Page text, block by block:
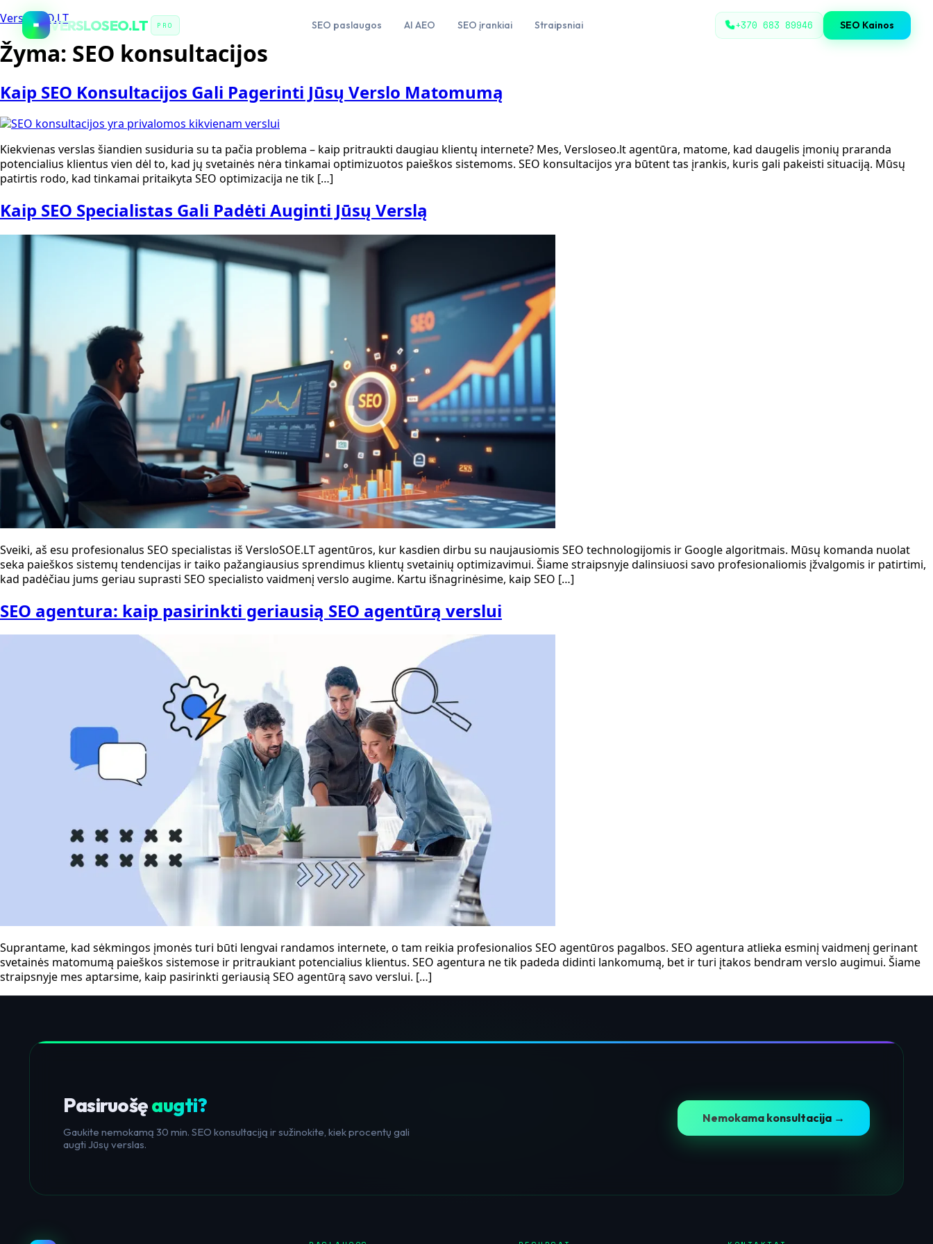
VersloSEO.LTVERSLOSEO.LT PRO SEO paslaugos AI AEO SEO įrankiai Straipsniai +370 683 89946 SEO Kainos
Žyma: SEO konsultacijos
Kaip SEO Konsultacijos Gali Pagerinti Jūsų Verslo Matomumą
Kiekvienas verslas šiandien susiduria su ta pačia problema – kaip pritraukti daugiau klientų internete? Mes, Versloseo.lt agentūra, matome, kad daugelis įmonių praranda
potencialius klientus vien dėl to, kad jų svetainės nėra tinkamai optimizuotos paieškos sistemoms. SEO konsultacijos yra būtent tas įrankis, kuris gali pakeisti situaciją. Mūsų
patirtis rodo, kad tinkamai pritaikyta SEO optimizacija ne tik […]
Kaip SEO Specialistas Gali Padėti Auginti Jūsų Verslą
Sveiki, aš esu profesionalus SEO specialistas iš VersloSOE.LT agentūros, kur kasdien dirbu su naujausiomis SEO technologijomis ir Google algoritmais. Mūsų komanda nuolat
seka paieškos sistemų tendencijas ir taiko pažangiausius sprendimus klientų svetainių optimizavimui. Šiame straipsnyje dalinsiuosi savo profesionaliomis įžvalgomis ir patirtimi,
kad padėčiau jums geriau suprasti SEO specialisto vaidmenį verslo augime. Kartu išnagrinėsime, kaip SEO […]
SEO agentura: kaip pasirinkti geriausią SEO agentūrą verslui
Suprantame, kad sėkmingos įmonės turi būti lengvai randamos internete, o tam reikia profesionalios SEO agentūros pagalbos. SEO agentura atlieka esminį vaidmenį gerinant
svetainės matomumą paieškos sistemose ir pritraukiant potencialius klientus. SEO agentura ne tik padeda didinti lankomumą, bet ir turi įtakos bendram verslo augimui. Šiame
straipsnyje mes aptarsime, kaip pasirinkti geriausią SEO agentūrą savo verslui. […]
Pasiruošęaugti?
Gaukite nemokamą 30 min. SEO konsultaciją ir sužinokite, kiek procentų gali
augti Jūsų verslas.
Nemokama konsultacija →